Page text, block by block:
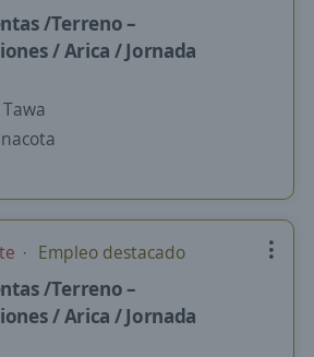
/Terreno –
/ Arica / Jornada
Empleo destacado
/Terreno –
/ Arica / Jornada